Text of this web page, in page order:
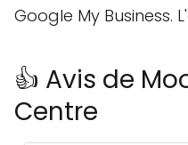
Google My Business.
👍 Avis de
Centre